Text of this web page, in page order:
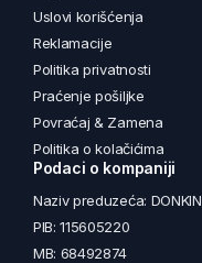
Uslovi korišćenja
Reklamacije
Politika privatnosti
Praćenje pošiljke
Povraćaj & Zamena
Politika o kolačićima
Podaci o kompaniji
Naziv preduzeća: DONKIN
PIB: 115605220
MB: 68492874